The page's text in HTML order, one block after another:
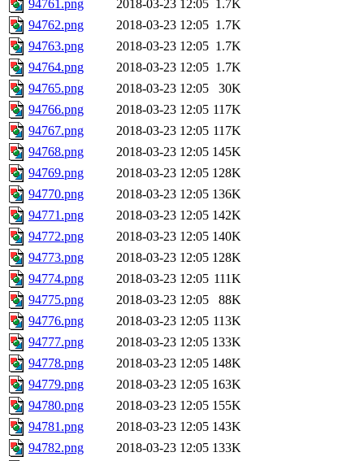
94761.png
2018-03-23 12:05 1.7K
94762.png
2018-03-23 12:05 1.7K
94763.png
2018-03-23 12:05 1.7K
94764.png
2018-03-23 12:05 1.7K
94765.png
2018-03-23 12:05
30K
94766.png
2018-03-23 12:05 117K
94767.png
2018-03-23 12:05 117K
94768.png
2018-03-23 12:05 145K
94769.png
2018-03-23 12:05 128K
94770.png
2018-03-23 12:05 136K
94771.png
2018-03-23 12:05 142K
94772.png
2018-03-23 12:05 140K
94773.png
2018-03-23 12:05 128K
94774.png
2018-03-23 12:05 111K
94775.png
2018-03-23 12:05
88K
94776.png
2018-03-23 12:05 113K
94777.png
2018-03-23 12:05 133K
94778.png
2018-03-23 12:05 148K
94779.png
2018-03-23 12:05 163K
94780.png
2018-03-23 12:05 155K
94781.png
2018-03-23 12:05 143K
94782.png
2018-03-23 12:05 133K